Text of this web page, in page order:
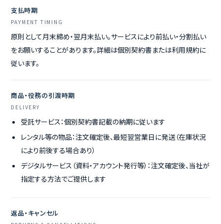
支払時期
PAYMENT TIMING
原則として月末締め・翌月末払い。サービスにより前払い・分割払い
をお願いすることがあります。詳細は個別契約書または利用規約に
従います。
商品・役務の引渡時期
DELIVERY
受託サービス：個別契約書記載の納期に従います
レンタル等の物品：注文確定後、最短翌営業日に発送（在庫状況
により前後する場合あり）
デジタルサービス（資料・アカウント発行等）：注文確定後、当社が
指定する方法でご提供します
返品・キャンセル